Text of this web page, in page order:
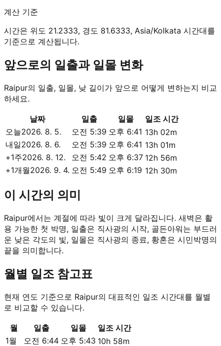
계산 기준
시간은 위도 21.2333, 경도 81.6333, Asia/Kolkata 시간대를
기준으로 계산됩니다.
앞으로의 일출과 일몰 변화
Raipur의 일출, 일몰, 낮 길이가 앞으로 어떻게 변하는지 비교
하세요.
날짜 일출 일몰
일조 시간
오늘2026. 8. 5. 오전 5:39 오후 6:41 13h 02m
내일2026. 8. 6. 오전 5:39 오후 6:41 13h 01m
+1주2026. 8. 12. 오전 5:42 오후 6:37 12h 56m
+1개월2026. 9. 4. 오전 5:49 오후 6:19 12h 30m
이 시간의 의미
Raipur에서는 계절에 따라 빛이 크게 달라집니다. 새벽은 활
용 가능한 첫 박명, 일출은 직사광의 시작, 골든아워는 부드러
운 낮은 각도의 빛, 일몰은 직사광의 종료, 황혼은 시민박명의
끝을 의미합니다.
월별 일조 참고표
현재 연도 기준으로 Raipur의 대표적인 일조 시간대를 월별
로 비교할 수 있습니다.
월 일출 일몰
일조 시간
1월
오전 6:44 오후 5:43 10h 58m